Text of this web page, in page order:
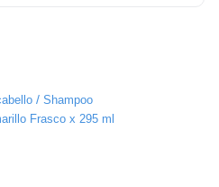
/ Shampoo
Frasco x 295 ml